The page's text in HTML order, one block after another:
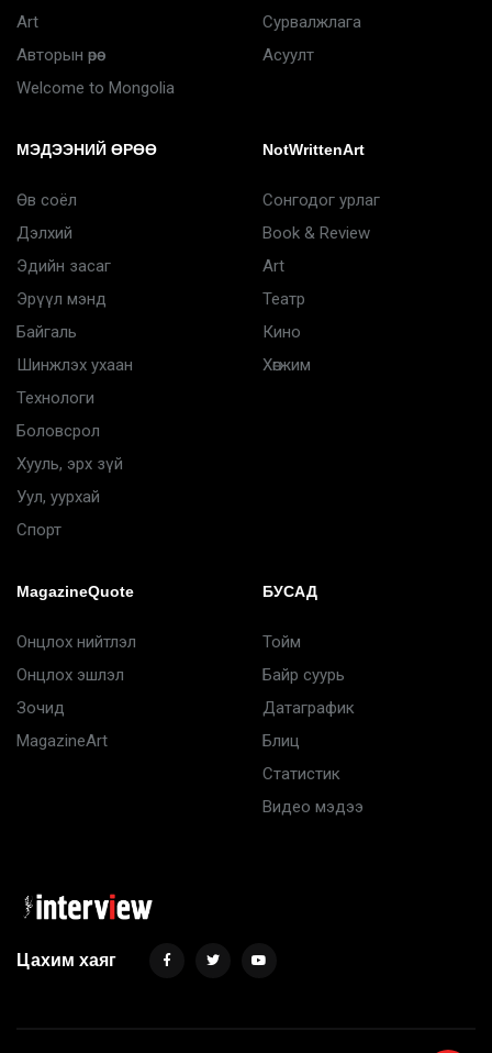
Art
Авторын өрөө
Welcome to Mongolia
Сурвалжлага
Асуулт
МЭДЭЭНИЙ ӨРӨӨ
Өв соёл
Дэлхий
Эдийн засаг
Эрүүл мэнд
Байгаль
Шинжлэх ухаан
Технологи
Боловсрол
Хууль, эрх зүй
Уул, уурхай
Спорт
NotWrittenArt
Сонгодог урлаг
Book & Review
Art
Театр
Кино
Хөгжим
MagazineQuote
Онцлох нийтлэл
Онцлох эшлэл
Зочид
MagazineArt
БУСАД
Тойм
Байр суурь
Датаграфик
Блиц
Статистик
Видео мэдээ
Цахим хаяг